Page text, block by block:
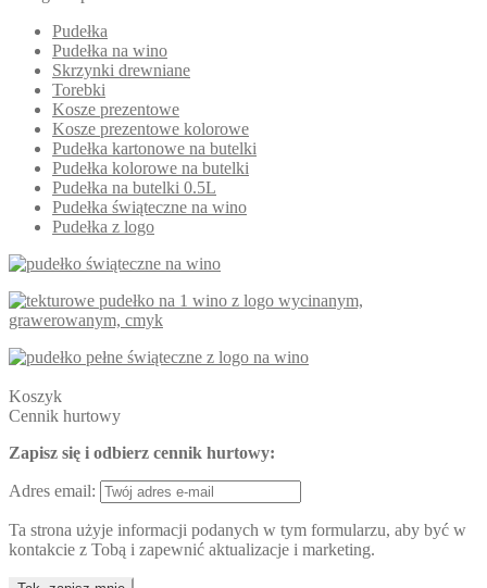
Pudełka
Pudełka na wino
Skrzynki drewniane
Torebki
Kosze prezentowe
Kosze prezentowe kolorowe
Pudełka kartonowe na butelki
Pudełka kolorowe na butelki
Pudełka na butelki 0.5L
Pudełka świąteczne na wino
Pudełka z logo
Koszyk
Cennik hurtowy
Zapisz się i odbierz cennik hurtowy:
Adres email:
Ta strona użyje informacji podanych w tym formularzu, aby być w
kontakcie z Tobą i zapewnić aktualizacje i marketing.